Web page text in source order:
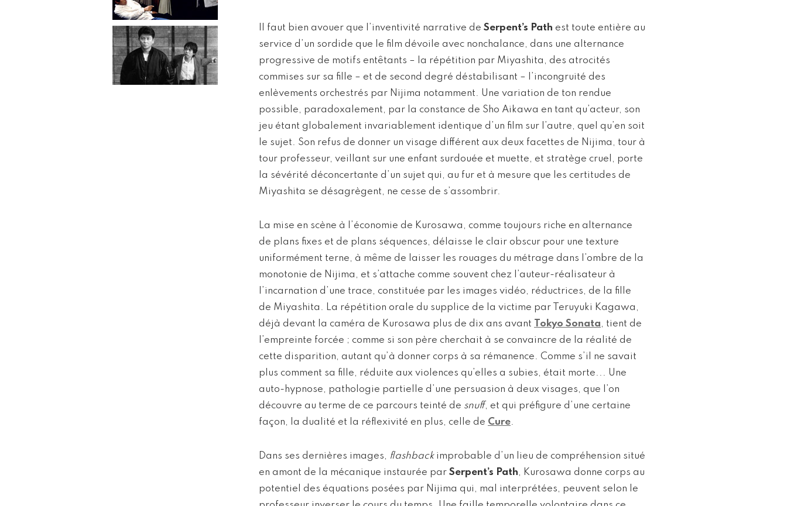
Il faut bien avouer que l’inventivité narrative de Serpent’s Path est toute entière au
service d’un sordide que le film dévoile avec nonchalance, dans une alternance
progressive de motifs entêtants – la répétition par Miyashita, des atrocités
commises sur sa fille – et de second degré déstabilisant – l’incongruité des
enlèvements orchestrés par Nijima notamment. Une variation de ton rendue
possible, paradoxalement, par la constance de Sho Aikawa en tant qu’acteur, son
jeu étant globalement invariablement identique d’un film sur l’autre, quel qu’en soit
le sujet. Son refus de donner un visage différent aux deux facettes de Nijima, tour à
tour professeur, veillant sur une enfant surdouée et muette, et stratège cruel, porte
la sévérité déconcertante d’un sujet qui, au fur et à mesure que les certitudes de
Miyashita se désagrègent, ne cesse de s’assombrir.
La mise en scène à l’économie de Kurosawa, comme toujours riche en alternance
de plans fixes et de plans séquences, délaisse le clair obscur pour une texture
uniformément terne, à même de laisser les rouages du métrage dans l’ombre de la
monotonie de Nijima, et s’attache comme souvent chez l’auteur-réalisateur à
l’incarnation d’une trace, constituée par les images vidéo, réductrices, de la fille
de Miyashita. La répétition orale du supplice de la victime par Teruyuki Kagawa,
déjà devant la caméra de Kurosawa plus de dix ans avant
Tokyo Sonata, tient de
l’empreinte forcée ; comme si son père cherchait à se convaincre de la réalité de
cette disparition, autant qu’à donner corps à sa rémanence. Comme s’il ne savait
plus comment sa fille, réduite aux violences qu’elles a subies, était morte... Une
auto-hypnose, pathologie partielle d’une persuasion à deux visages, que l’on
découvre au terme de ce parcours teinté de snuff, et qui préfigure d’une certaine
façon, la dualité et la réflexivité en plus, celle de Cure.
Dans ses dernières images, flashbackimprobable d’un lieu de compréhension situé
en amont de la mécanique instaurée par Serpent’s Path, Kurosawa donne corps au
potentiel des équations posées par Nijima qui, mal interprétées, peuvent selon le